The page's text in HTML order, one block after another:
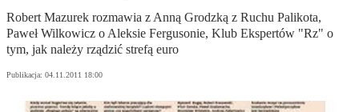
Robert Mazurek rozmawia z Anną Grodzką z Ruchu Palikota,
Paweł Wilkowicz o Aleksie Fergusonie, Klub Ekspertów "Rz" o
tym, jak należy rządzić strefą euro
Publikacja: 04.11.2011 18:00